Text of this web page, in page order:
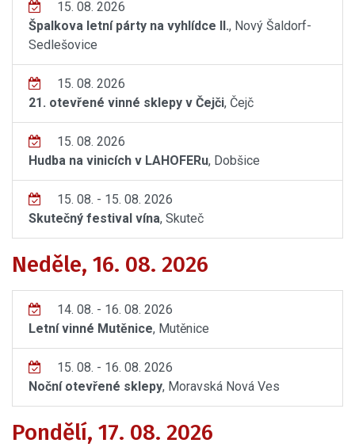
15. 08. 2026
Špalkova letní párty na vyhlídce II., Nový Šaldorf-
Sedlešovice
15. 08. 2026
21. otevřené vinné sklepy v Čejči, Čejč
15. 08. 2026
Hudba na vinicích v LAHOFERu, Dobšice
15. 08. - 15. 08. 2026
Skutečný festival vína, Skuteč
Neděle, 16. 08. 2026
14. 08. - 16. 08. 2026
Letní vinné Mutěnice, Mutěnice
15. 08. - 16. 08. 2026
Noční otevřené sklepy, Moravská Nová Ves
Pondělí, 17. 08. 2026